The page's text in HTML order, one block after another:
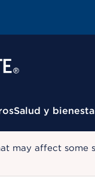
Salud y
may affect some